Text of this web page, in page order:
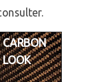
CARBON
LOOK